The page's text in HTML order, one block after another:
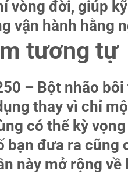
vòng đời, giúp
vận hành hằng
tương tự
– Bột nhão
thay vì chỉ
có thể kỳ
đưa ra cũng
này mở rộng